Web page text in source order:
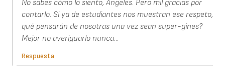
No sabes cómo lo siento, Angeles. Pero mil gracias por
contarlo. Si ya de estudiantes nos muestran ese respeto,
qué pensarán de nosotras una vez sean super-gines?
Mejor no averiguarlo nunca...
Respuesta